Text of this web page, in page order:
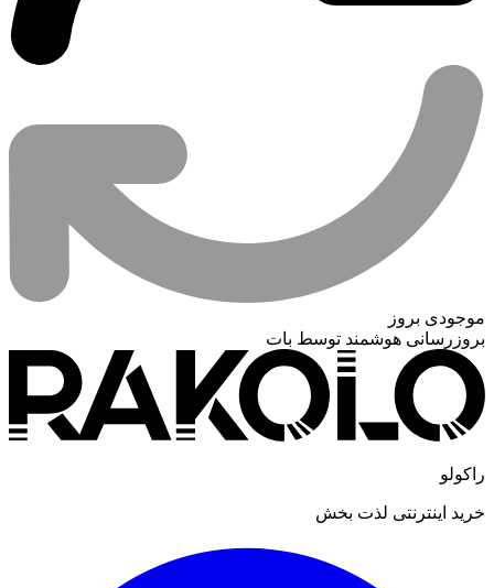
موجودی بروز
بروزرسانی هوشمند توسط بات
راکولو
خرید اینترنتی لذت بخش